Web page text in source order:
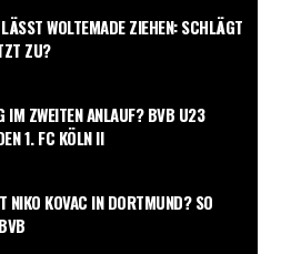
WOLTEMADE ZIEHEN: SCHLÄGT
ZU?
IM ZWEITEN ANLAUF? BVB U23
1. FC KÖLN II
NIKO KOVAC IN DORTMUND? SO